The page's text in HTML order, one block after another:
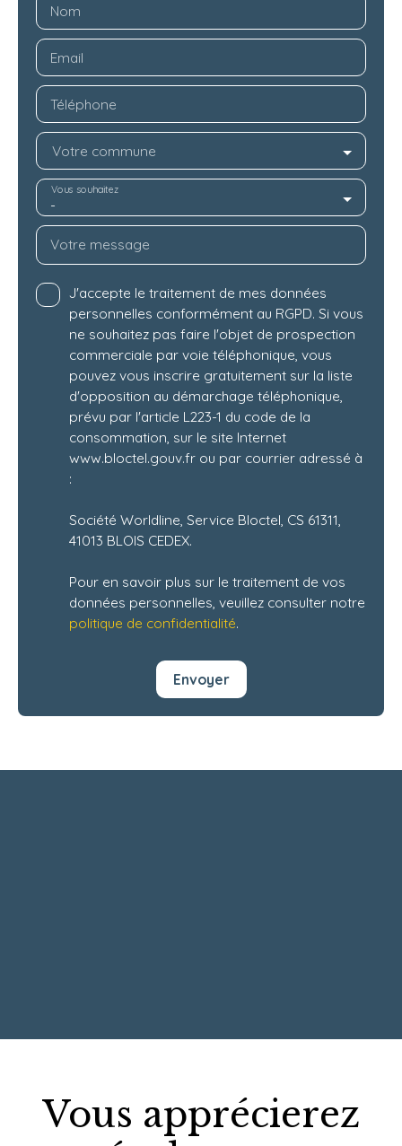
Nom
Email
Téléphone
Votre commune
-
Vous souhaitez
Votre message
J'accepte le traitement de mes données
personnelles conformément au RGPD. Si vous
ne souhaitez pas faire l'objet de prospection
commerciale par voie téléphonique, vous
pouvez vous inscrire gratuitement sur la liste
d'opposition au démarchage téléphonique,
prévu par l'article L223-1 du code de la
consommation, sur le site Internet
www.bloctel.gouv.fr ou par courrier adressé à
:
Société Worldline, Service Bloctel, CS 61311,
41013 BLOIS CEDEX.
Pour en savoir plus sur le traitement de vos
données personnelles, veuillez consulter notre
politique de confidentialité.
Envoyer
Vous apprécierez